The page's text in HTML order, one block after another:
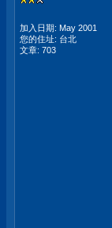
加入日期: May 2001
您的住址: 台北
文章: 703